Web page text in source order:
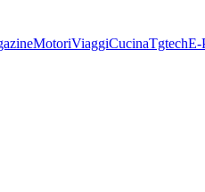
MotoriViaggiCucinaTgtechE-